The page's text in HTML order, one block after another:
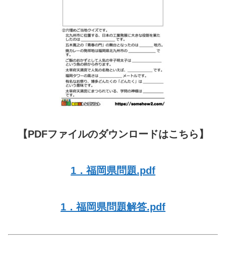
【PDFファイルのダウンロードはこちら】
1．福岡県問題.pdf
1．福岡県問題解答.pdf